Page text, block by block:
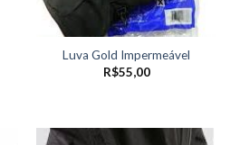
Luva Gold Impermeável
R$55,00